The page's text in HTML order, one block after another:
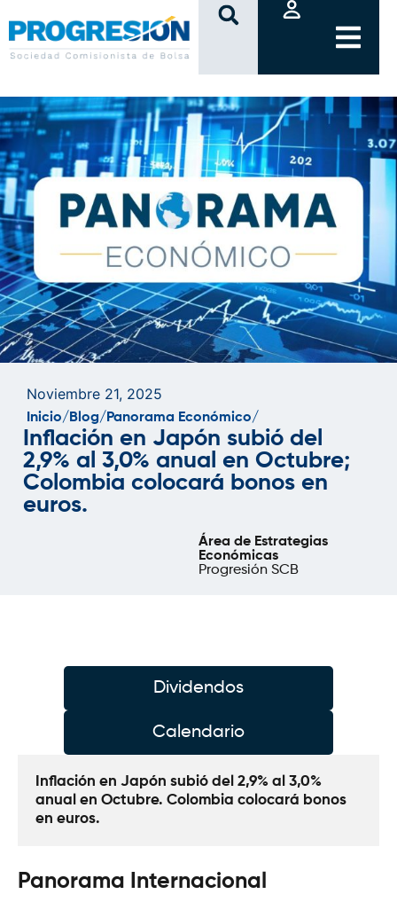
clic
Noviembre 21, 2025
Inicio/ Blog/ Panorama Económico/
Inflación en Japón subió del
2,9% al 3,0% anual en Octubre;
Colombia colocará bonos en
euros.
Área de Estrategias
Económicas
Progresión SCB
Dividendos
Calendario
Inflación en Japón subió del 2,9% al 3,0%
anual en Octubre. Colombia colocará bonos
en euros.
Panorama Internacional